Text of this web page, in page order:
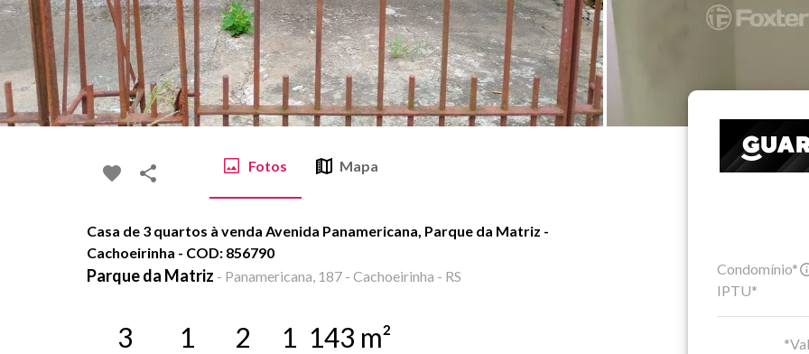
Fotos Mapa
Casa de 3 quartos à venda Avenida Panamericana, Parque da Matriz -
Cachoeirinha - COD: 856790
Parque da Matriz - Panamericana, 187 - Cachoeirinha - RS
3 1 2 1 143 m²
Condomínio*
IPTU*